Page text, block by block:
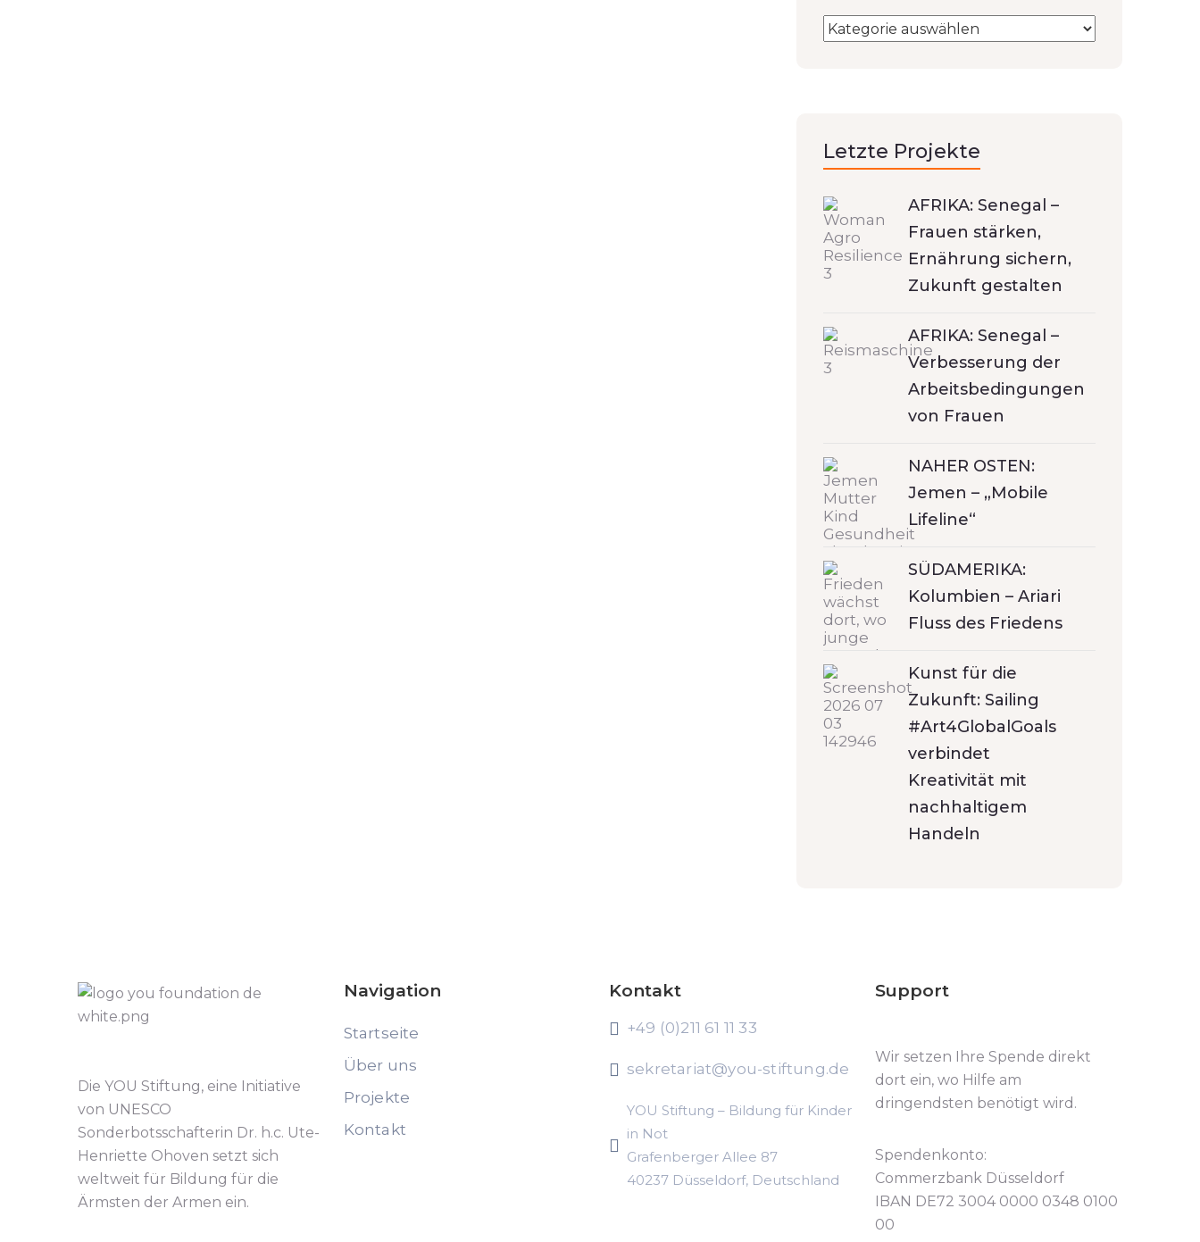
Letzte Projekte
AFRIKA: Senegal –
Frauen stärken,
Ernährung sichern,
Zukunft gestalten
AFRIKA: Senegal –
Verbesserung der
Arbeitsbedingungen
von Frauen
NAHER OSTEN:
Jemen – „Mobile
Lifeline“
SÜDAMERIKA:
Kolumbien – Ariari
Fluss des Friedens
Kunst für die
Zukunft: Sailing
#Art4GlobalGoals
verbindet
Kreativität mit
nachhaltigem
Handeln
Die YOU Stiftung, eine Initiative
von UNESCO
Sonderbotsschafterin Dr. h.c. Ute-
Henriette Ohoven setzt sich
weltweit für Bildung für die
Ärmsten der Armen ein.
Navigation
Startseite
Über uns
Projekte
Kontakt
Kontakt
+49 (0)211 61 11 33
sekretariat@you-stiftung.de
YOU Stiftung – Bildung für Kinder
in Not
Grafenberger Allee 87
40237 Düsseldorf, Deutschland
Support
Wir setzen Ihre Spende direkt
dort ein, wo Hilfe am
dringendsten benötigt wird.
Spendenkonto:
Commerzbank Düsseldorf
IBAN DE72 3004 0000 0348 0100
00